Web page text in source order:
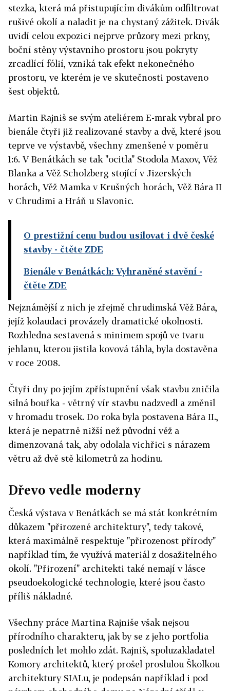
stezka, která má přistupujícím divákům odfiltrovat
rušivé okolí a naladit je na chystaný zážitek. Divák
uvidí celou expozici nejprve průzory mezi prkny,
boční stěny výstavního prostoru jsou pokryty
zrcadlící fólií, vzniká tak efekt nekonečného
prostoru, ve kterém je ve skutečnosti postaveno
šest objektů.
Martin Rajniš se svým ateliérem E-mrak vybral pro
bienále čtyři již realizované stavby a dvě, které jsou
teprve ve výstavbě, všechny zmenšené v poměru
1:6. V Benátkách se tak "ocitla" Stodola Maxov, Věž
Blanka a Věž Scholzberg stojící v Jizerských
horách, Věž Mamka v Krušných horách, Věž Bára II
v Chrudimi a Hráň u Slavonic.
O prestižní cenu budou usilovat i dvě české
stavby- čtěte ZDE
Bienále v Benátkách: Vyhraněné stavění -
čtěte ZDE
Nejznámější z nich je zřejmě chrudimská Věž Bára,
jejíž kolaudaci provázely dramatické okolnosti.
Rozhledna sestavená s minimem spojů ve tvaru
jehlanu, kterou jistila kovová táhla, byla dostavěna
v roce 2008.
Čtyři dny po jejím zpřístupnění však stavbu zničila
silná bouřka - větrný vír stavbu nadzvedl a změnil
v hromadu trosek. Do roka byla postavena Bára II.,
která je nepatrně nižší než původní věž a
dimenzovaná tak, aby odolala vichřici s nárazem
větru až dvě stě kilometrů za hodinu.
Dřevo vedle moderny
Česká výstava v Benátkách se má stát konkrétním
důkazem "přirozené architektury", tedy takové,
která maximálně respektuje "přirozenost přírody"
například tím, že využívá materiál z dosažitelného
okolí. "Přirození" architekti také nemají v lásce
pseudoekologické technologie, které jsou často
příliš nákladné.
Všechny práce Martina Rajniše však nejsou
přírodního charakteru, jak by se z jeho portfolia
posledních let mohlo zdát. Rajniš, spoluzakladatel
Komory architektů, který prošel proslulou Školkou
architektury SIALu, je podepsán například i pod